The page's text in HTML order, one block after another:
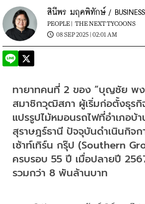
สินีพร มฤคพิทักษ์ / BUSINESS
PEOPLE | THE NEXT TYCOONS
08 SEP 2025 | 02:01 AM
ทายาทคนที่ 2 ของ “บุญชัย พ
สมาชิกวุฒิสภา ผู้เริ่มก่อตั้งธุรกิ
แปรรูปไม้หมอนรถไฟที่อำเภอบ้
สุราษฎร์ธานี ปัจจุบันดำเนินกิจก
เซ้าท์เทิร์น กรุ๊ป (Southern
ครบรอบ 55 ปี เมื่อปลายปี
รวมกว่า 8 พันล้านบาท